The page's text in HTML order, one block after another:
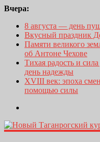
Вчера:
8 августа — день
Вкусный праздник
Памяти великого
об Антоне Чехове
Тихая радость и
день надежды
XVIII век: эпоха
помощью силы